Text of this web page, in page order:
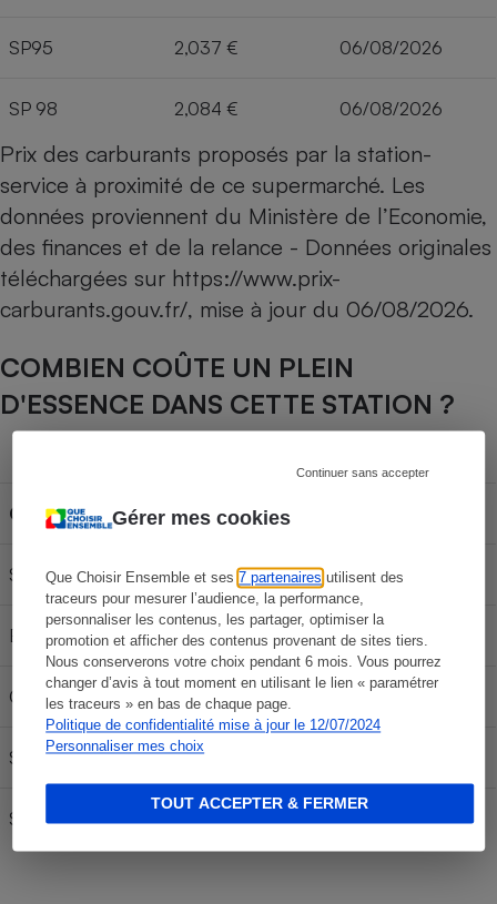
Gérer mes cookies
Que Choisir Ensemble et ses7 partenaires utilisent des
traceurs pour mesurer l’audience, la performance,
personnaliser les contenus, les partager, optimiser la
promotion et afficher des contenus provenant de sites tiers.
Nous conserverons votre choix pendant 6 mois. Vous pourrez
changer d’avis à tout moment en utilisant le lien « paramétrer
les traceurs » en bas de chaque page.
Politique de confidentialité mise à jour le 12/07/2024
Personnaliser mes choix
Continuer sans accepter
TOUT ACCEPTER & FERMER
SP95 2,037 € 06/08/2026
SP 98 2,084 € 06/08/2026
Prix des carburants proposés par la station-
service à proximité de ce supermarché. Les
données proviennent du Ministère de l’Economie,
des finances et de la relance - Données originales
téléchargées sur https://www.prix-
carburants.gouv.fr/, mise à jour du 06/08/2026.
COMBIEN COÛTE UN PLEIN
D'ESSENCE DANS CETTE STATION ?
Carburant 30L 50L
SP 95-E10 58,92 € 98,20 € 137,48 €
E85 24,51 € 40,85 € 57,19 €
Gazole 66,78 € 111,30 €
SP95 61,11 €
SP 98 62,52 € 104,20 € 145,88 €